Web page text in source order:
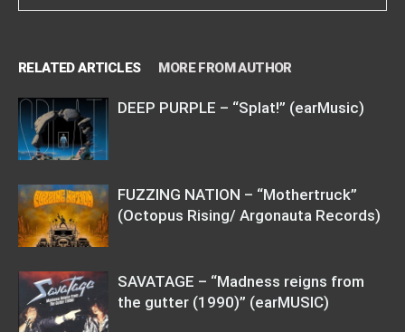
RELATED ARTICLES MORE FROM AUTHOR
DEEP PURPLE – “Splat!” (earMusic)
FUZZING NATION – “Mothertruck”
(Octopus Rising/ Argonauta Records)
SAVATAGE – “Madness reigns from
the gutter (1990)” (earMUSIC)